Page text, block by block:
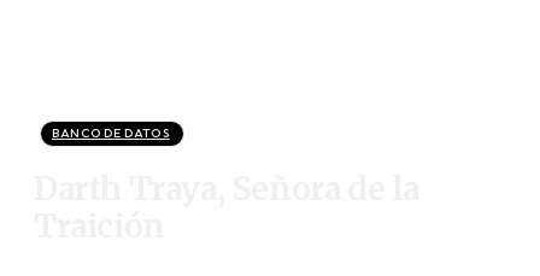
BANCO DE DATOS